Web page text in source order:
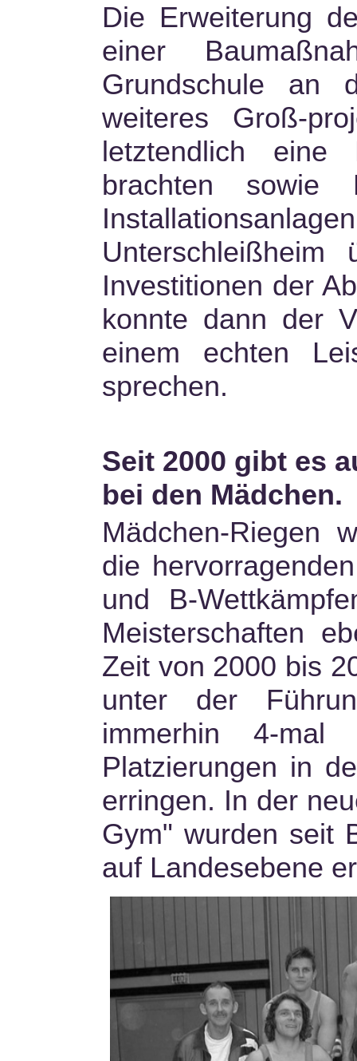
Die Erweiterung
einer
Grundschule an
weiteres Groß-
letztendlich eine
brachten sowie
Unterschleißheim
Investitionen der
konnte dann der
einem echten
sprechen.
Seit 2000 gibt es
bei den Mädchen.
Mädchen-Riegen
die
und B-
Meisterschaften
Zeit von 2000 bis
unter der
immerhin 4-
Platzierungen in
erringen. In der
Gym" wurden seit
auf Landesebene